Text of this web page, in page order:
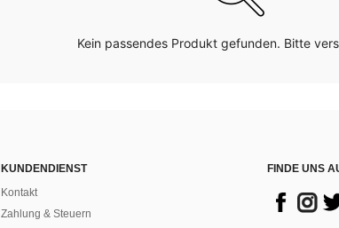
Kein passendes Produkt gefunden. Bitte
KUNDENDIENST
Kontakt
Zahlung & Steuern
FINDE UNS